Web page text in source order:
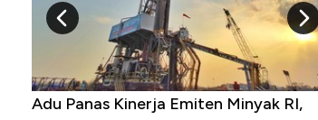
10 Provinsi dengan Tingkat